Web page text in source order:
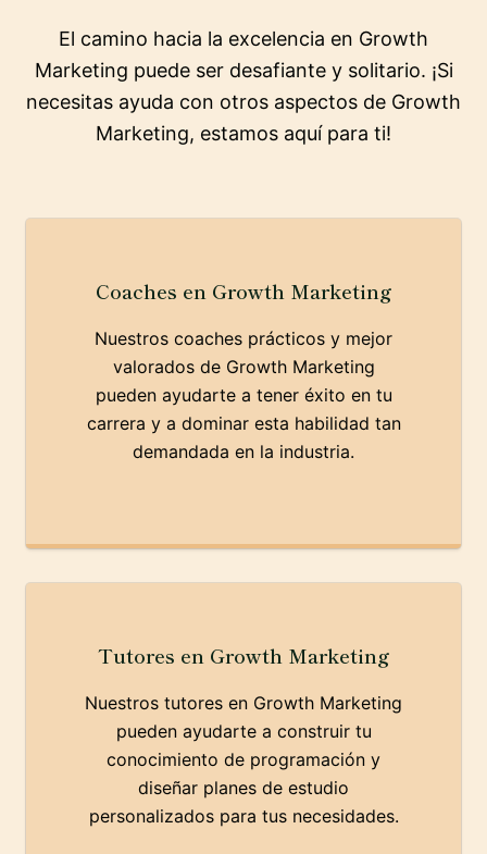
El camino hacia la excelencia en Growth
Marketing puede ser desafiante y solitario. ¡Si
necesitas ayuda con otros aspectos de Growth
Marketing, estamos aquí para ti!
Coaches en Growth Marketing
Nuestros coaches prácticos y mejor
valorados de Growth Marketing
pueden ayudarte a tener éxito en tu
carrera y a dominar esta habilidad tan
demandada en la industria.
Tutores en Growth Marketing
Nuestros tutores en Growth Marketing
pueden ayudarte a construir tu
conocimiento de programación y
diseñar planes de estudio
personalizados para tus necesidades.